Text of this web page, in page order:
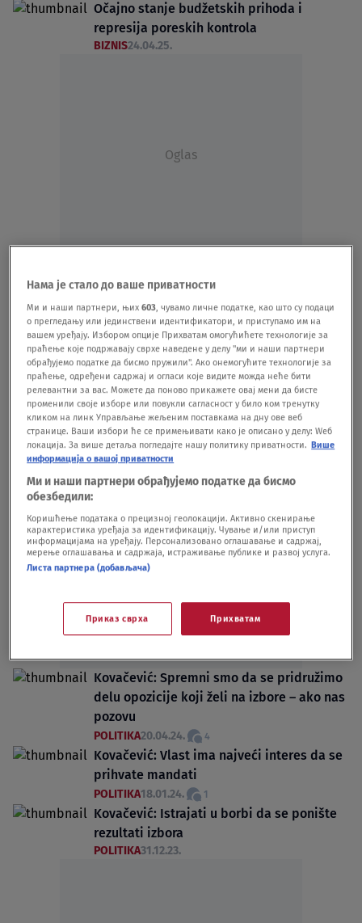
Očajno stanje budžetskih prihoda i
represija poreskih kontrola
BIZNIS24.04.25.
Oglas
iznenađenje
BIZNIS03.04.25. 1
Poznati glumac se obratio navijačima
Zvezde, prisetio se najlepših navijačkih
momenata
FUDBAL08.03.25.
Kovačević: Blokade i performansi ne mogu
da budu alternativa za iskustvo i
odgovornost
POLITIKA14.05.24.
Kovačević: Spremni smo da se pridružimo
delu opozicije koji želi na izbore – ako nas
pozovu
POLITIKA20.04.24. 4
Kovačević: Vlast ima najveći interes da se
prihvate mandati
POLITIKA18.01.24. 1
Kovačević: Istrajati u borbi da se ponište
rezultati izbora
POLITIKA31.12.23.
Нама је стало до ваше приватности
Ми и наши партнери, њих603 , чувамо личне податке, као што су подаци
о прегледању или јединствени идентификатори, и приступамо им на
вашем уређају. Избором опције Прихватам омогућићете технологије за
праћење које подржавају сврхе наведене у делу "ми и наши партнери
обрађујемо податке да бисмо пружили". Ако онемогућите технологије за
праћење, одређени садржај и огласи које видите можда неће бити
релевантни за вас. Можете да поново прикажете овај мени да бисте
променили своје изборе или повукли сагласност у било ком тренутку
кликом на линк Управљање жељеним поставкама на дну ове веб
странице. Ваши избори ће се примењивати како је описано у делу: Wеб
локација. За више детаља погледајте нашу политику приватности. Више
информација о вашој приватности
Ми и наши партнери обрађујемо податке да бисмо
обезбедили:
Коришћење података о прецизној геолокацији. Активно скенирање
карактеристика уређаја за идентификацију. Чување и/или приступ
информацијама на уређају. Персонализовано оглашавање и садржај,
мерење оглашавања и садржаја, истраживање публике и развој услуга.
Листа партнера (добављача)
Приказ сврха Прихватам